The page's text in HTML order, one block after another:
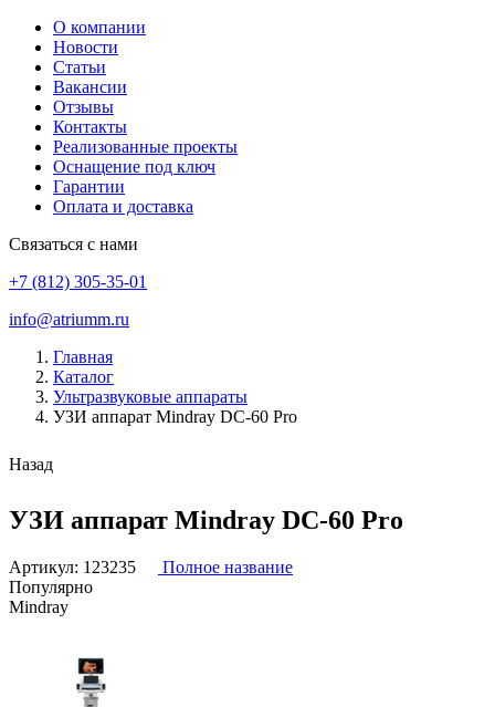
О компании
Новости
Статьи
Вакансии
Отзывы
Контакты
Реализованные проекты
Оснащение под ключ
Гарантии
Оплата и доставка
Связаться с нами
+7 (812) 305-35-01
info@atriumm.ru
Главная
Каталог
Ультразвуковые аппараты
УЗИ аппарат Mindray DC-60 Pro
Назад
УЗИ аппарат Mindray DC-60 Pro
Артикул: 123235
Полное название
Популярно
Mindray